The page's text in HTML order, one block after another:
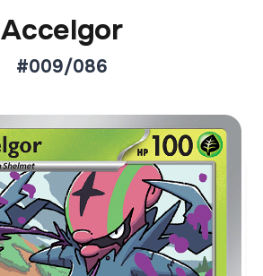
Accelgor
#009/086
Marktpreis
€0,11